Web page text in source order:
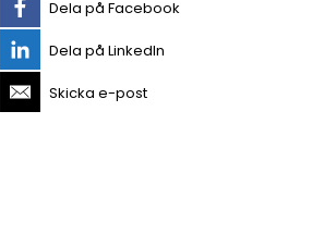
Dela på Facebook
Dela på LinkedIn
Skicka e-post